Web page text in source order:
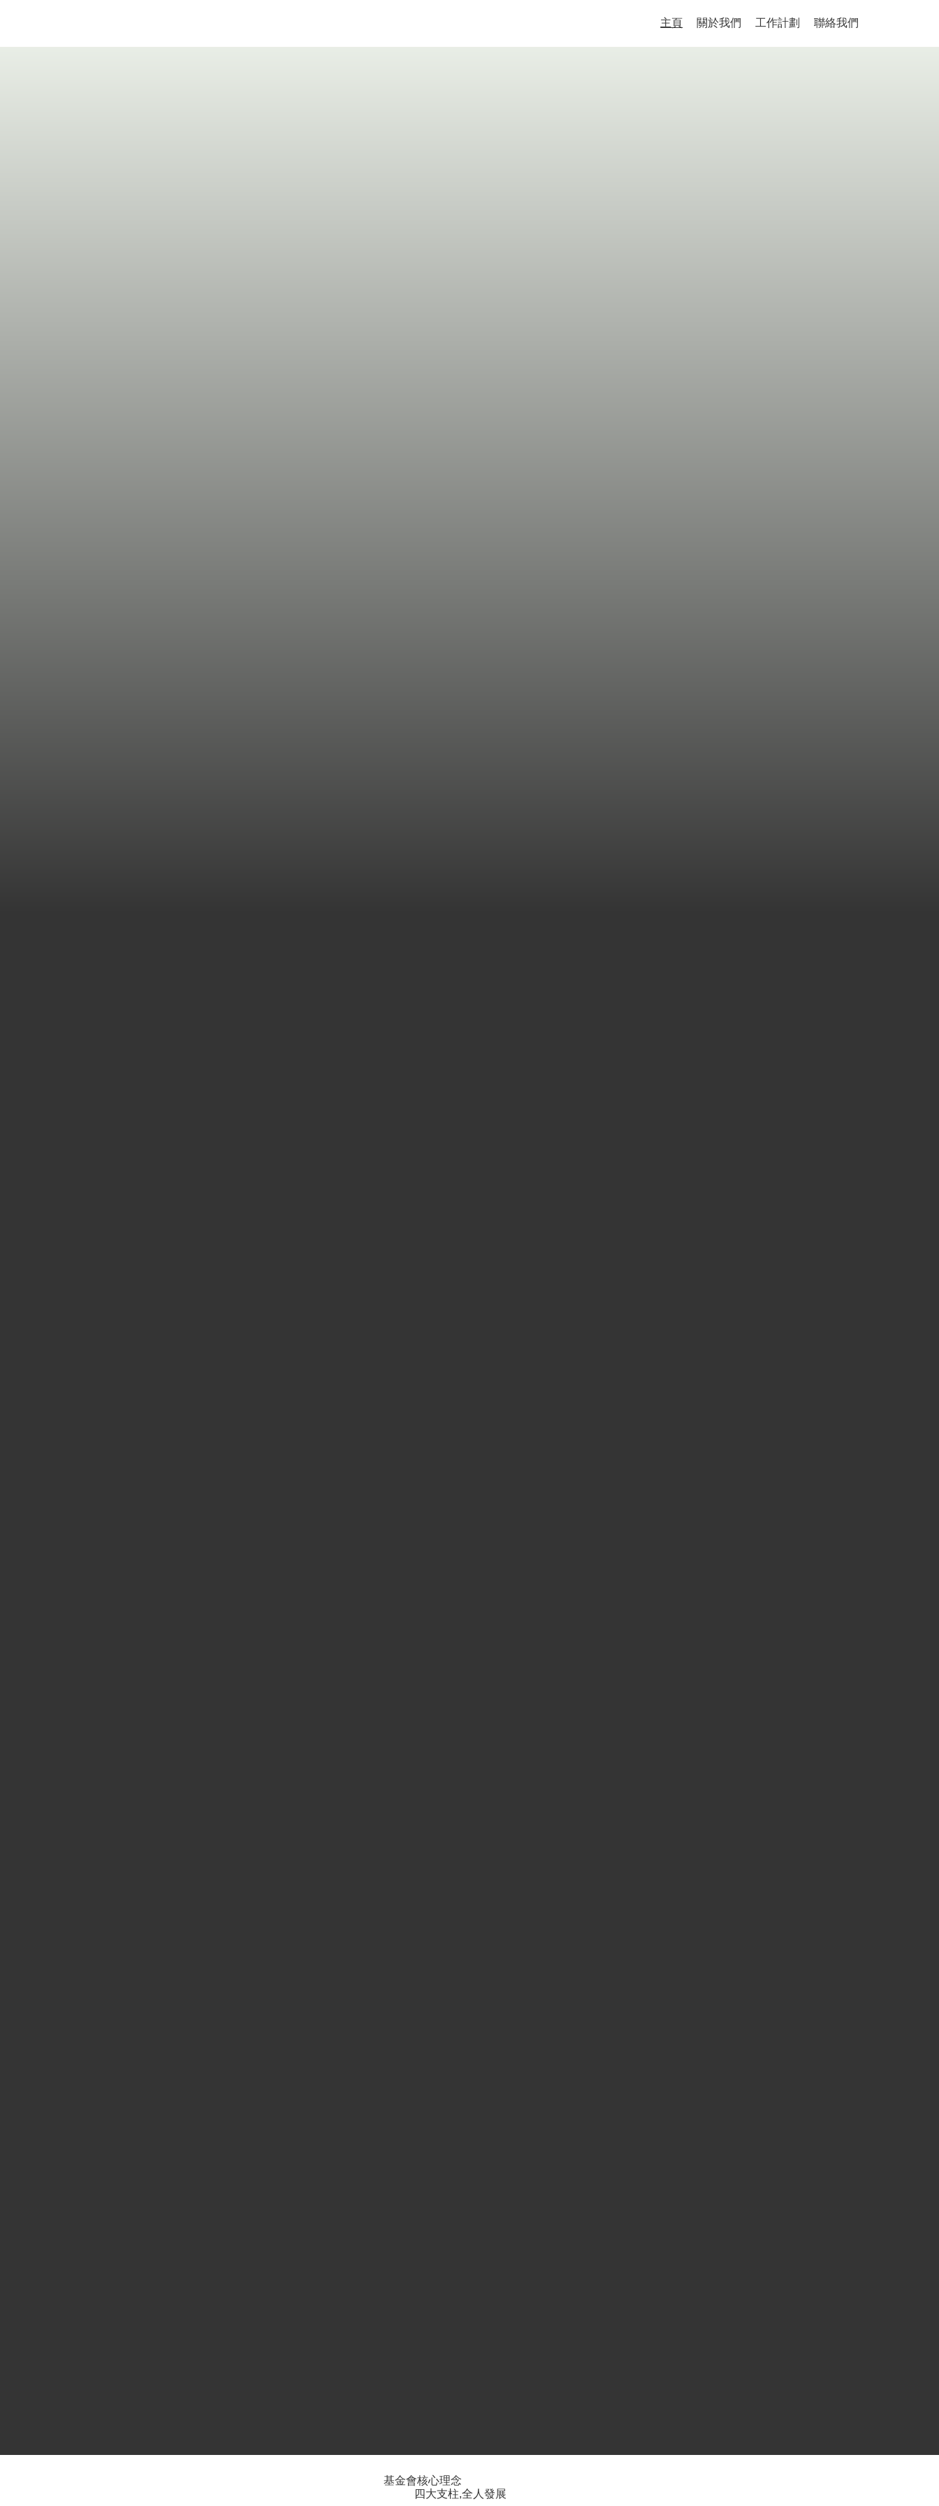
主頁 關於我們 工作計劃 聯絡我們
基金會核心理念
四大支柱,全人發展